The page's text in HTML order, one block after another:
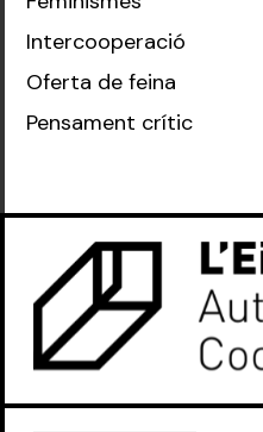
Intercooperació
Oferta de feina
Pensament crític